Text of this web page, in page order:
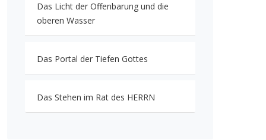
Das Licht der Offenbarung und die
oberen Wasser
Das Portal der Tiefen Gottes
Das Stehen im Rat des HERRN